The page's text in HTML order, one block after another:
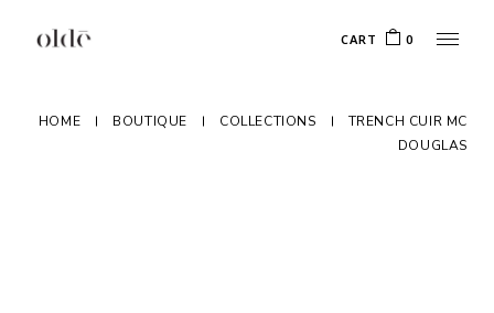
CART 0
HOME BOUTIQUE COLLECTIONS
TRENCH CUIR MC
DOUGLAS